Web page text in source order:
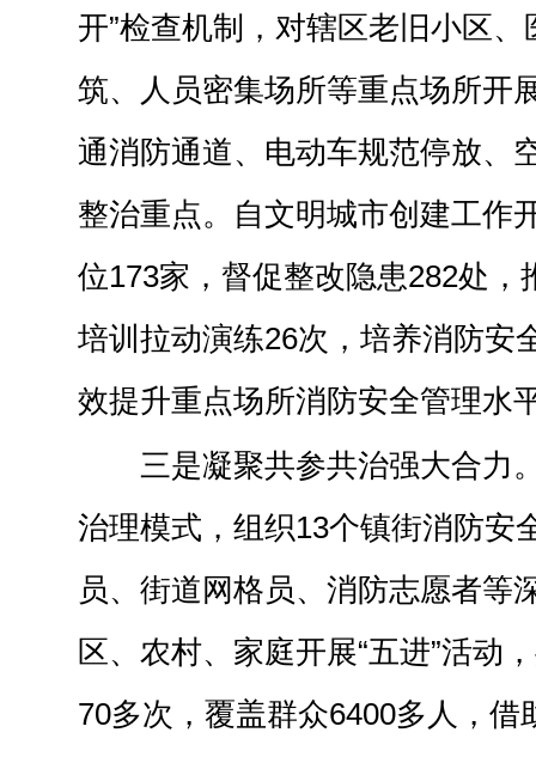
开”检查机制，对辖区老旧小区
筑、人员密集场所等重点场所开
通消防通道、电动车规范停放、
整治重点。自文明城市创建工作
位173家，督促整改隐患282处，
培训拉动演练26次，培养消防安
效提升重点场所消防安全管理水
三是凝聚共参共治强大合力
治理模式，组织13个镇街消防安
员、街道网格员、消防志愿者等
区、农村、家庭开展“五进”活动
70多次，覆盖群众6400多人，借